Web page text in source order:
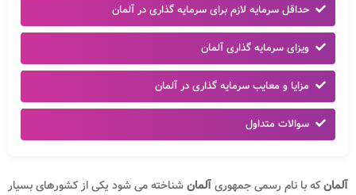
حداقل سرمایه لازم برای سرمایه گذاری در آلمان
ویزای سرمایه گذاری آلمان
مزایا و معایب سرمایه گذاری در آلمان
سوالات متداول
آلمانکه با نام رسمی جمهوریآلمانشناخته می شود یکی از کشورهای بسیار